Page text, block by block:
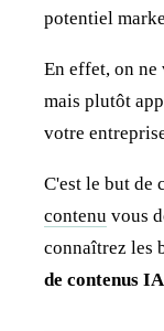
potentiel
En effet, on
mais plutôt
votre
C'est le but de
contenu vous
connaîtrez les
de contenus IA